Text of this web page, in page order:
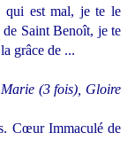
qui est mal, je te le
Saint Benoît, je te
grâce de ...
(3 fois), Gloire
Cœur Immaculé de